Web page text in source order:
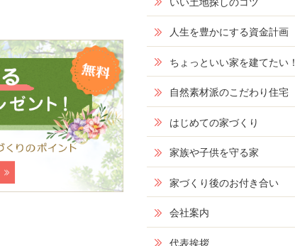
人生を豊かにする資金計画
ちょっといい家を建てたい！
自然素材派のこだわり住宅
はじめての家づくり
家族や子供を守る家
家づくり後のお付き合い
会社案内
代表挨拶